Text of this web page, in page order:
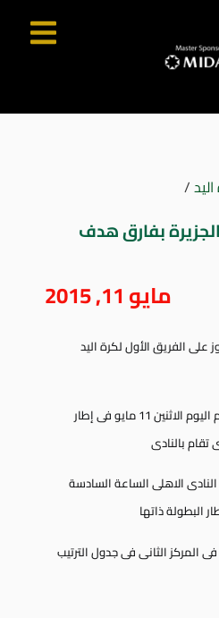
/
بفارق هدف
مايو 11, 2015
على الفريق الأول لكرة اليد
فى المباراة التى أقيمت بينهم اليوم الاثنين 11 مايو فى إطار
تقام بالنادى
الاهلى الساعة السادسة
البطولة ذاتها
المركز الثانى فى جدول الترتيب